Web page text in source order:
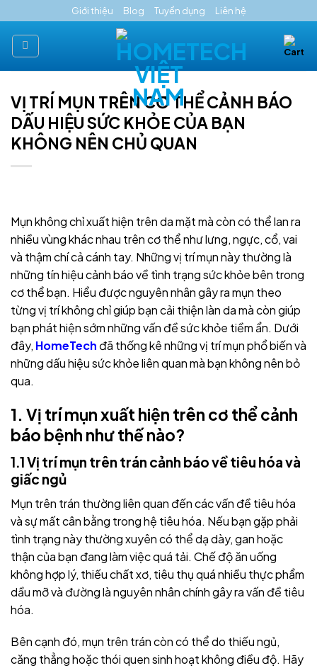
to
content
Giới thiệu Blog Tuyển dụng Liên hệ
VỊ TRÍ MỤN TRÊN CƠ THỂ CẢNH BÁO
DẤU HIỆU SỨC KHỎE CỦA BẠN
KHÔNG NÊN CHỦ QUAN
Mụn không chỉ xuất hiện trên da mặt mà còn có thể lan ra
nhiều vùng khác nhau trên cơ thể như lưng, ngực, cổ, vai
và thậm chí cả cánh tay. Những vị trí mụn này thường là
những tín hiệu cảnh báo về tình trạng sức khỏe bên trong
cơ thể bạn. Hiểu được nguyên nhân gây ra mụn theo
từng vị trí không chỉ giúp bạn cải thiện làn da mà còn giúp
bạn phát hiện sớm những vấn đề sức khỏe tiềm ẩn. Dưới
đây, HomeTech đã thống kê những vị trí mụn phổ biến và
những dấu hiệu sức khỏe liên quan mà bạn không nên bỏ
qua.
1. Vị trí mụn xuất hiện trên cơ thể cảnh
báo bệnh như thế nào?
1.1 Vị trí mụn trên trán cảnh báo về tiêu hóa và
giấc ngủ
Mụn trên trán thường liên quan đến các vấn đề tiêu hóa
và sự mất cân bằng trong hệ tiêu hóa. Nếu bạn gặp phải
tình trạng này thường xuyên có thể dạ dày, gan hoặc
thận của bạn đang làm việc quá tải. Chế độ ăn uống
không hợp lý, thiếu chất xơ, tiêu thụ quá nhiều thực phẩm
dầu mỡ và đường là nguyên nhân chính gây ra vấn đề tiêu
hóa.
Bên cạnh đó, mụn trên trán còn có thể do thiếu ngủ,
căng thẳng hoặc thói quen sinh hoạt không điều độ. Hãy